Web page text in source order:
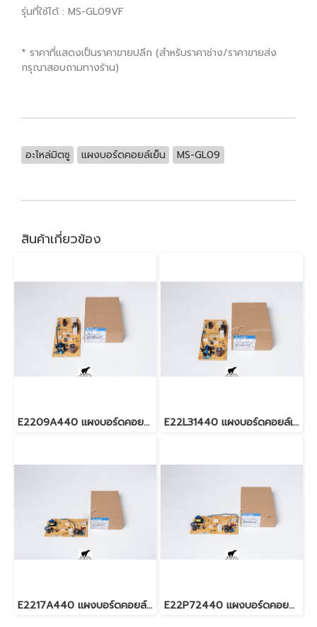
รุ่นที่ใช้ได้ : MS-GL09VF
* ราคาที่แสดงเป็นราคาขายปลีก (สำหรับราคาช่าง/ราคาขายส่ง
กรุณาสอบถามทางร้าน)
อะไหล่มิตซู แผงบอร์ดคอยล์เย็น MS-GL09
สินค้าเกี่ยวข้อง
E2209A440 แผงบอร์ดคอยล์เย็น สำหรับแอร์มิตซู รุ่น MS-GN09,13,15 E22L31440 แผงบอร์ดคอยล์เย็น สำหรับแอร์มิตซู รุ่น MS-GK09,13,15
E2217A440 แผงบอร์ดคอยล์เย็น สำหรับแอร์มิตซู รุ่น MSY-JP24, MS-GN18,24 E22P72440 แผงบอร์ดคอยล์เย็น สำหรับแอร์มิตซู รุ่น MSY-GM18VF,GM24,JP24